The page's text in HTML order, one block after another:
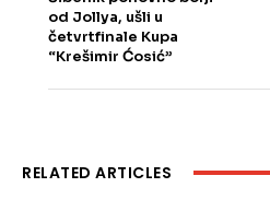
od Jollya, ušli u
četvrtfinale Kupa
“Krešimir Ćosić”
RELATED ARTICLES